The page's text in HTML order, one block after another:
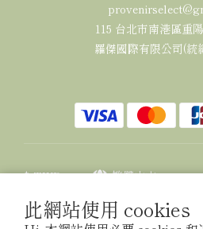
此網站使用 cookies
115 台北市南港區重
羅傑國際有限公司(統
$ TWD 繁體中文